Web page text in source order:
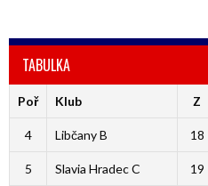
TABULKA
Poř Klub Z
4 Libčany B 18
5 Slavia Hradec C 19